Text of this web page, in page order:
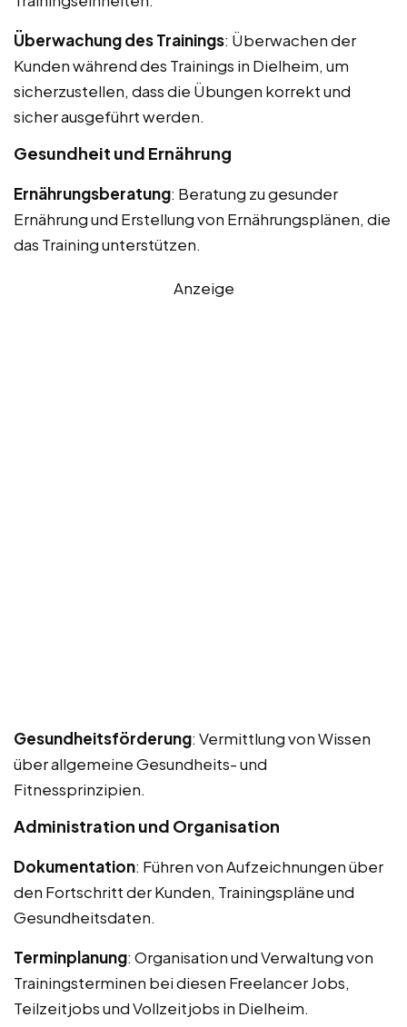
Überwachung des Trainings: Überwachen der
Kunden während des Trainings in Dielheim, um
sicherzustellen, dass die Übungen korrekt und
sicher ausgeführt werden.
Gesundheit und Ernährung
Ernährungsberatung: Beratung zu gesunder
Ernährung und Erstellung von Ernährungsplänen, die
das Training unterstützen.
Anzeige
Gesundheitsförderung: Vermittlung von Wissen
über allgemeine Gesundheits- und
Fitnessprinzipien.
Administration und Organisation
Dokumentation: Führen von Aufzeichnungen über
den Fortschritt der Kunden, Trainingspläne und
Gesundheitsdaten.
Terminplanung: Organisation und Verwaltung von
Trainingsterminen bei diesen Freelancer Jobs,
Teilzeitjobs und Vollzeitjobs in Dielheim.